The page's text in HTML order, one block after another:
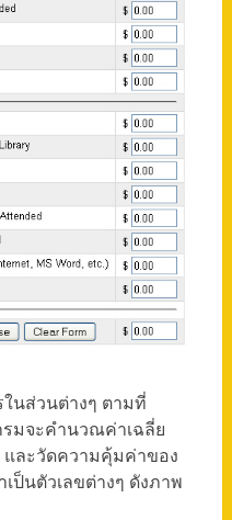
นส่วนต่างๆ ตามที่
มจะคำนวณค่าเฉลี่ย
ละวัดความคุ้มค่าของ
ป็นตัวเลขต่างๆ ดังภาพ